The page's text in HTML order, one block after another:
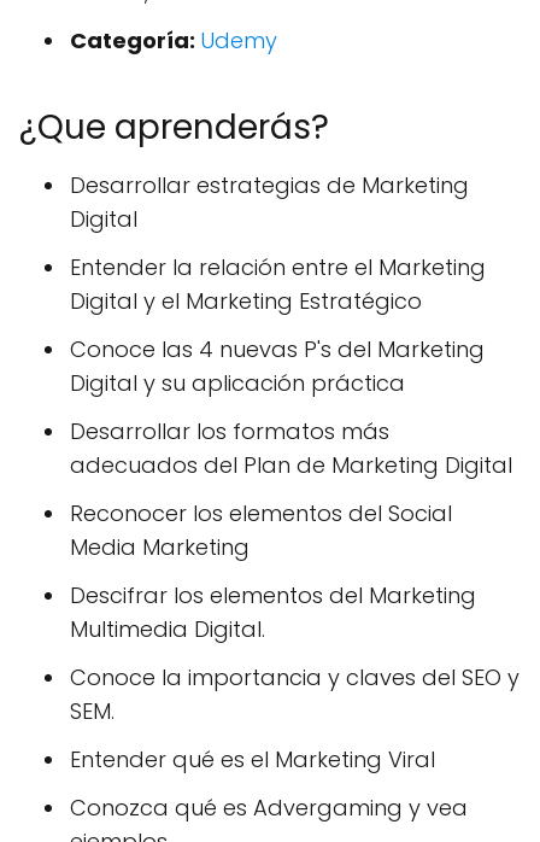
Categoría: Udemy
¿Que aprenderás?
Desarrollar estrategias de Marketing
Digital
Entender la relación entre el Marketing
Digital y el Marketing Estratégico
Conoce las 4 nuevas P's del Marketing
Digital y su aplicación práctica
Desarrollar los formatos más
adecuados del Plan de Marketing Digital
Reconocer los elementos del Social
Media Marketing
Descifrar los elementos del Marketing
Multimedia Digital.
Conoce la importancia y claves del SEO y
SEM.
Entender qué es el Marketing Viral
Conozca qué es Advergaming y vea